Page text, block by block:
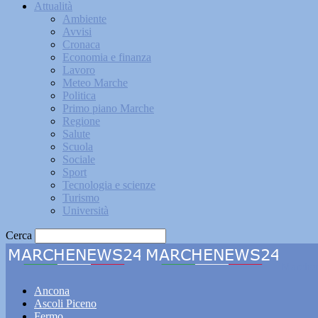
Attualità
Ambiente
Avvisi
Cronaca
Economia e finanza
Lavoro
Meteo Marche
Politica
Primo piano Marche
Regione
Salute
Scuola
Sociale
Sport
Tecnologia e scienze
Turismo
Università
Cerca
Ancona
Ascoli Piceno